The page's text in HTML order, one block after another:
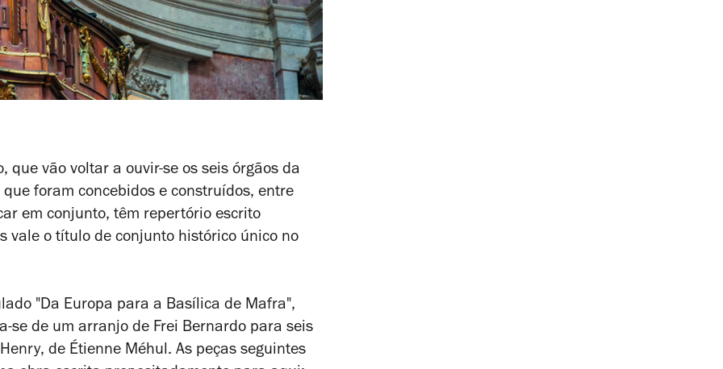
que vão voltar a ouvir-se os seis órgãos da
foram concebidos e construídos, entre
em conjunto, têm repertório escrito
vale o título de conjunto histórico único no
"Da Europa para a Basílica de Mafra",
se de um arranjo de Frei Bernardo para seis
, de Étienne Méhul. As peças seguintes